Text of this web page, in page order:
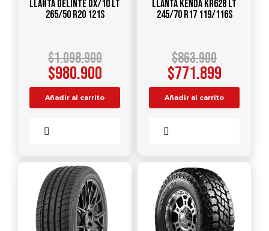
Llanta DELINTE DX/10 LT
265/50 R20 121S
$1.098.900
$980.900
Añadir al carrito
Llanta KENDA KR628 LT
245/70 R17 119/116S
$863.900
$771.899
Añadir al carrito